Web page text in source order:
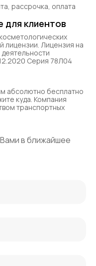
рассрочка, оплата
для клиентов
лицензии. Лицензия на
Серия 78Л04
абсолютно бесплатно
куда. Компания
транспортных
в ближайшее